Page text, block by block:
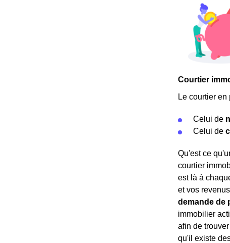
Courtier
Le courtier
Celui de
Celui de
Qu'est ce
courtier
est là à
et vos
demande de
immobilier
afin de
qu'il existe